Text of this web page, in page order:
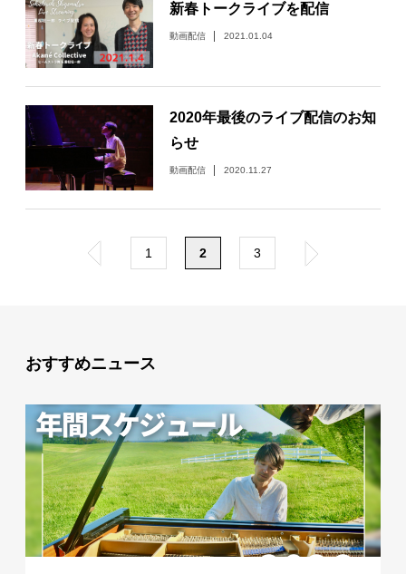
新春トークライブを配信
動画配信 2021.01.04
2020年最後のライブ配信のお知
らせ
動画配信 2020.11.27
« 1 2 3 »
おすすめニュース